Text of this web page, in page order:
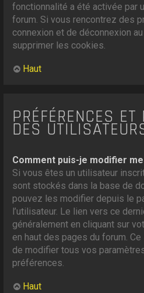
fonctionnalité a été activée par
forum. Si vous rencontrez des
connexion et de déconnexion
supprimer les cookies.
Haut
PRÉFÉRENCES ET
DES
Comment puis-je modifier
Si vous êtes un utilisateur
sont stockés dans la base de
pouvez les modifier depuis le
l’utilisateur. Le lien vers ce
généralement en cliquant sur
en haut des pages du forum.
de modifier tous vos
préférences.
Haut